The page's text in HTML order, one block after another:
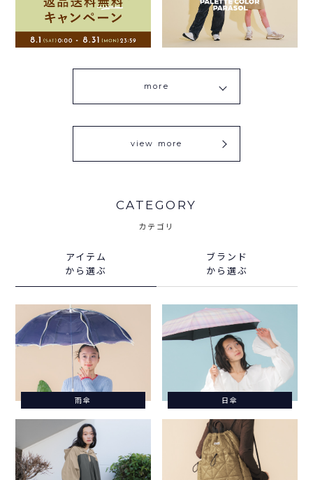
more
view more
CATEGORY
カテゴリ
アイテム
から選ぶ
ブランド
から選ぶ
雨傘 日傘